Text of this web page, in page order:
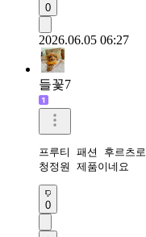
0
2026.06.05 06:27
들꽃7
프루티 패션 후르츠
청정원 제품이네요
0